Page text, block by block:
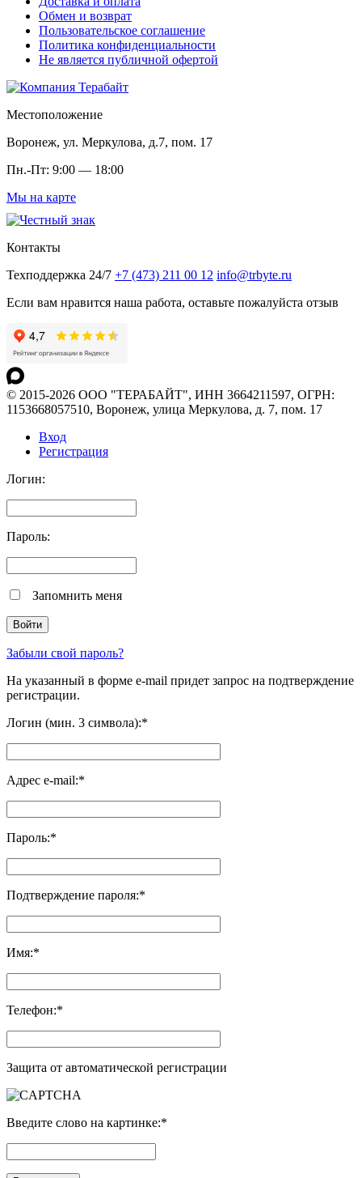
Обмен и возврат
Пользовательское соглашение
Политика конфиденциальности
Не является публичной офертой
Местоположение
Воронеж, ул. Меркулова, д.7, пом. 17
Пн.-Пт: 9:00 — 18:00
Мы на карте
Контакты
Техподдержка 24/7 +7 (473) 211 00 12 info@trbyte.ru
Если вам нравится наша работа, оставьте пожалуйста отзыв
© 2015-2026 ООО "ТЕРАБАЙТ", ИНН 3664211597, ОГРН:
1153668057510, Воронеж, улица Меркулова, д. 7, пом. 17
Вход
Регистрация
Логин:
Пароль:
Запомнить меня
Забыли свой пароль?
На указанный в форме e-mail придет запрос на подтверждение
регистрации.
Логин (мин. 3 символа):*
Адрес e-mail:*
Пароль:*
Подтверждение пароля:*
Имя:*
Телефон:*
Защита от автоматической регистрации
Введите слово на картинке:*